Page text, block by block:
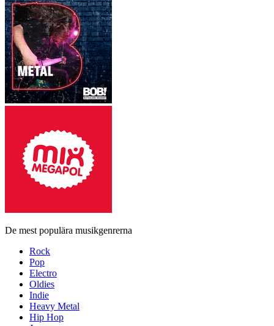
De mest populära musikgenrerna
Rock
Pop
Electro
Oldies
Indie
Heavy Metal
Hip Hop